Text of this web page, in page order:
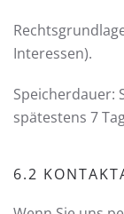
Interessen).
Speicherdauer:
spätestens 7
6.2